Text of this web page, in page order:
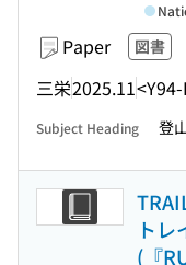
Paper 図書
三栄2025.11
Subject Heading 登
ト
(『